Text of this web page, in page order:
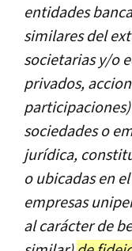
entidades
similares del
societarias y/o
privados,
sociedades o
jurídica,
o ubicadas en
empresas
al carácter de